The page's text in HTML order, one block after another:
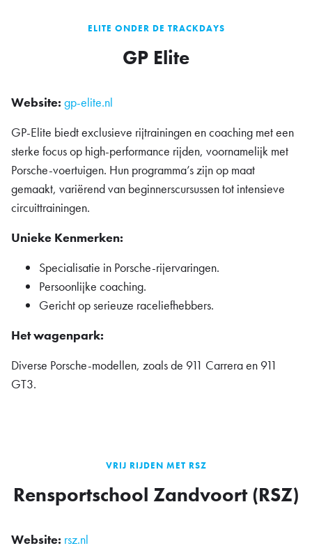
ELITE ONDER DE TRACKDAYS
GP Elite
Website: gp-elite.nl
GP-Elite biedt exclusieve rijtrainingen en coaching met een
sterke focus op high-performance rijden, voornamelijk met
Porsche-voertuigen. Hun programma’s zijn op maat
gemaakt, variërend van beginnerscursussen tot intensieve
circuittrainingen.
Unieke Kenmerken:
Specialisatie in Porsche-rijervaringen.
Persoonlijke coaching.
Gericht op serieuze raceliefhebbers.
Het wagenpark:
Diverse Porsche-modellen, zoals de 911 Carrera en 911
GT3.
VRIJ RIJDEN MET RSZ
Rensportschool Zandvoort (RSZ)
Website: rsz.nl